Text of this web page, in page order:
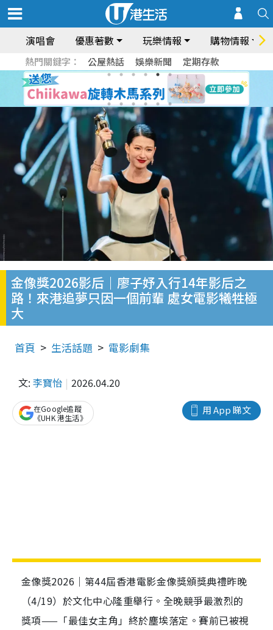
演唱會 優惠著數 玩樂情報 購物情報
熱門關鍵字： 公屋熱話 娛樂新聞 定期存款
金像獎2026影后｜廖子妤入行14年影后之
路！來港追夢只因一個前輩 處女電影犧牲極
大
首頁 生活話題 電影劇集
文: 李寶怡 2026.04.20
用 App 睇文
在Google追蹤
《UHK 港生活》
金像獎2026｜第44屆香港電影金像獎頒獎典禮昨晚
（4/19）於文化中心隆重舉行。全晚競爭最激烈的
獎項——「最佳女主角」終於塵埃落定。賽前已被視